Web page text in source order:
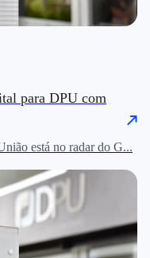
para DPU com
está no radar do G...